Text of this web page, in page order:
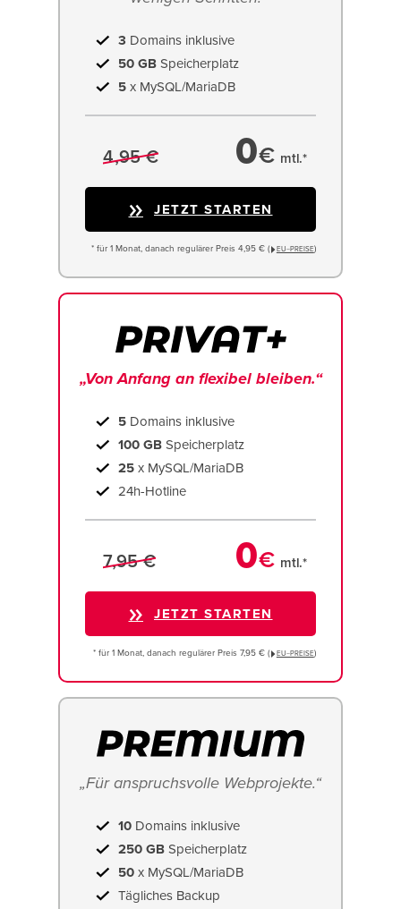
3 Domains inklusive
50 GB Speicherplatz
5 x MySQL/MariaDB
4,95 € 0€ mtl.*
JETZT STARTEN
* für 1 Monat, danach regulärer Preis 4,95 € ( EU−PREISE)
„Von Anfang an flexibel bleiben.“
5 Domains inklusive
100 GB Speicherplatz
25 x MySQL/MariaDB
24h-Hotline
7,95 € 0€ mtl.*
JETZT STARTEN
* für 1 Monat, danach regulärer Preis 7,95 € ( EU−PREISE)
„Für anspruchsvolle Webprojekte.“
10 Domains inklusive
250 GB Speicherplatz
50 x MySQL/MariaDB
Tägliches Backup